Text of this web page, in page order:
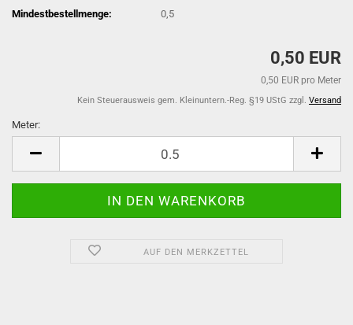
Mindestbestellmenge:
0,5
0,50 EUR
0,50 EUR pro Meter
Kein Steuerausweis gem. Kleinuntern.-Reg. §19 UStG zzgl. Versand
Meter:
AUF DEN MERKZETTEL